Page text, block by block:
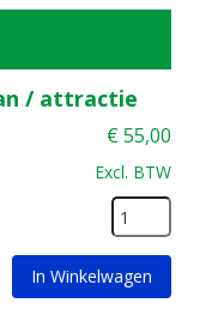
/ attractie
€55,00
Excl. BTW
In Winkelwagen